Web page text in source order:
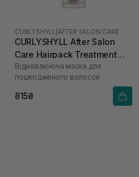
CURLYSHYLL AFTER SALON CARE
CURLYSHYLL After Salon
Care Hairpack Treatment
100 мл
Відновлююча маска для
пошкодженого волосся
815₴